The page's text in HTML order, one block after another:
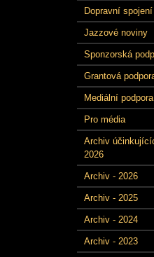
Dopravní spojení
Jazzové noviny
Sponzorská
Grantová
Mediální podpora
Pro média
Archiv
2026
Archiv - 2026
Archiv - 2025
Archiv - 2024
Archiv - 2023